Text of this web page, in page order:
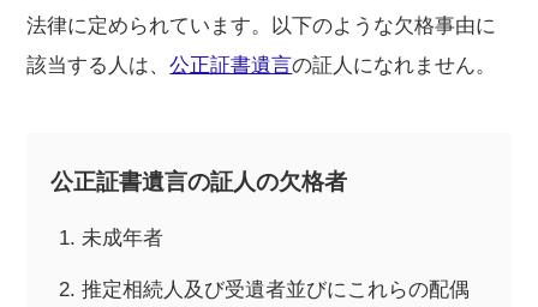
法律に定められています。以下のような欠格事由に
該当する人は、公正証書遺言の証人になれません。
公正証書遺言の証人の欠格者
未成年者
推定相続人及び受遺者並びにこれらの配偶